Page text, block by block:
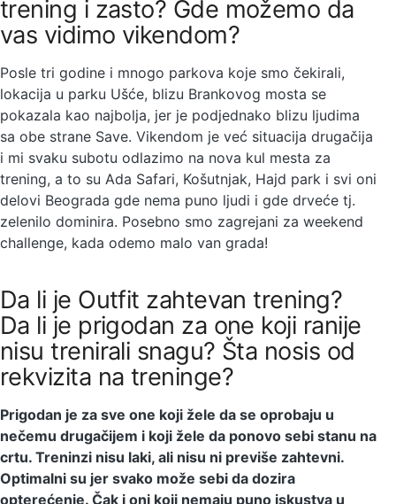
trening i zasto? Gde možemo da
vas vidimo vikendom?
Posle tri godine i mnogo parkova koje smo čekirali,
lokacija u parku Ušće, blizu Brankovog mosta se
pokazala kao najbolja, jer je podjednako blizu ljudima
sa obe strane Save. Vikendom je već situacija drugačija
i mi svaku subotu odlazimo na nova kul mesta za
trening, a to su Ada Safari, Košutnjak, Hajd park i svi oni
delovi Beograda gde nema puno ljudi i gde drveće tj.
zelenilo dominira. Posebno smo zagrejani za weekend
challenge, kada odemo malo van grada!
Da li je Outfit zahtevan trening?
Da li je prigodan za one koji ranije
nisu trenirali snagu? Šta nosis od
rekvizita na treninge?
Prigodan je za sve one koji žele da se oprobaju u
nečemu drugačijem i koji žele da ponovo sebi stanu na
crtu. Treninzi nisu laki, ali nisu ni previše zahtevni.
Optimalni su jer svako može sebi da dozira
opterećenje. Čak i oni koji nemaju puno iskustva u